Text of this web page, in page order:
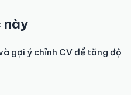
này
gợi ý chỉnh CV để tăng độ